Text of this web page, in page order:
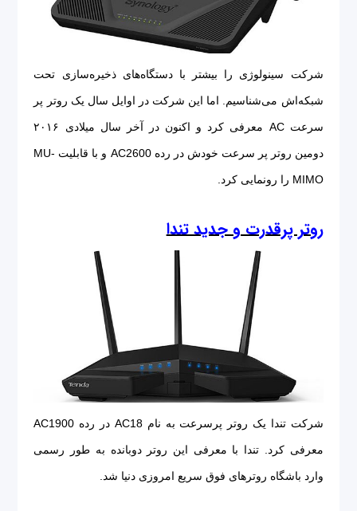
شرکت سینولوژی را بیشتر با دستگاه‌های ذخیره‌سازی تحت
شبکه‌اش می‌شناسیم. اما این شرکت در اوایل سال یک روتر پر
سرعت AC معرفی کرد و اکنون در آخر سال میلادی ۲۰۱۶
دومین روتر پر سرعت خودش در رده AC2600 و با قابلیت MU-
MIMO را رونمایی کرد.
روتر پرقدرت و جدید تندا
شرکت تندا یک روتر پرسرعت به نام AC18 در رده AC1900
معرفی کرد. تندا با معرفی این روتر دوبانده به طور رسمی
وارد باشگاه روترهای فوق سریع امروزی دنیا شد.